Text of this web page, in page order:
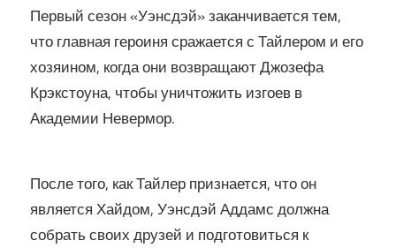
Первый сезон «Уэнсдэй» заканчивается тем,
что главная героиня сражается с Тайлером и его
хозяином, когда они возвращают Джозефа
Крэкстоуна, чтобы уничтожить изгоев в
Академии Невермор.
После того, как Тайлер признается, что он
является Хайдом, Уэнсдэй Аддамс должна
собрать своих друзей и подготовиться к